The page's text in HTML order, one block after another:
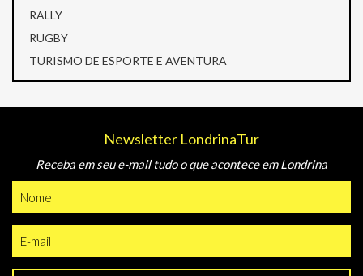
RALLY
RUGBY
TURISMO DE ESPORTE E AVENTURA
Newsletter LondrinaTur
Receba em seu e-mail tudo o que acontece em Londrina